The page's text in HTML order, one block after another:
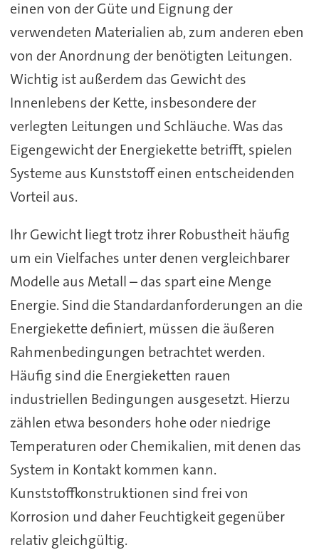
einen von der Güte und Eignung der
verwendeten Materialien ab, zum anderen eben
von der Anordnung der benötigten Leitungen.
Wichtig ist außerdem das Gewicht des
Innenlebens der Kette, insbesondere der
verlegten Leitungen und Schläuche. Was das
Eigengewicht der Energiekette betrifft, spielen
Systeme aus Kunststoff einen entscheidenden
Vorteil aus.
Ihr Gewicht liegt trotz ihrer Robustheit häufig
um ein Vielfaches unter denen vergleichbarer
Modelle aus Metall – das spart eine Menge
Energie. Sind die Standardanforderungen an die
Energiekette definiert, müssen die äußeren
Rahmenbedingungen betrachtet werden.
Häufig sind die Energieketten rauen
industriellen Bedingungen ausgesetzt. Hierzu
zählen etwa besonders hohe oder niedrige
Temperaturen oder Chemikalien, mit denen das
System in Kontakt kommen kann.
Kunststoffkonstruktionen sind frei von
Korrosion und daher Feuchtigkeit gegenüber
relativ gleichgültig.